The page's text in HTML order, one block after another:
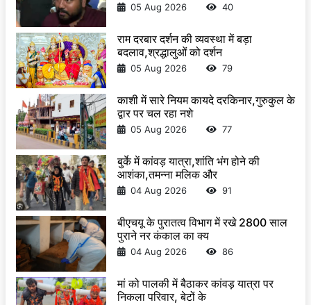
05 Aug 2026 40
राम दरबार दर्शन की व्यवस्था में बड़ा
बदलाव,श्रद्धालुओं को दर्शन
05 Aug 2026 79
काशी में सारे नियम कायदे दरकिनार,गुरुकुल के
द्वार पर चल रहा नशे
05 Aug 2026 77
बुर्के में कांवड़ यात्रा,शांति भंग होने की
आशंका,तमन्ना मलिक और
04 Aug 2026 91
बीएचयू के पुरातत्व विभाग में रखे 2800 साल
पुराने नर कंकाल का क्य
04 Aug 2026 86
मां को पालकी में बैठाकर कांवड़ यात्रा पर
निकला परिवार, बेटों के